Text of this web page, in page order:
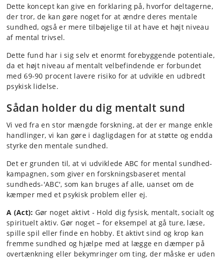
Dette koncept kan give en forklaring på, hvorfor deltagerne,
der tror, de kan gøre noget for at ændre deres mentale
sundhed, også er mere tilbøjelige til at have et højt niveau
af mental trivsel.
Dette fund har i sig selv et enormt forebyggende potentiale,
da et højt niveau af mentalt velbefindende er forbundet
med 69-90 procent lavere risiko for at udvikle en udbredt
psykisk lidelse.
Sådan holder du dig mentalt sund
Vi ved fra en stor mængde forskning, at der er mange enkle
handlinger, vi kan gøre i dagligdagen for at støtte og endda
styrke den mentale sundhed.
Det er grunden til, at vi udviklede ABC for mental sundhed-
kampagnen, som giver en forskningsbaseret mental
sundheds-'ABC', som kan bruges af alle, uanset om de
kæmper med et psykisk problem eller ej.
A (Act): Gør noget aktivt - Hold dig fysisk, mentalt, socialt og
spirituelt aktiv. Gør noget – for eksempel at gå ture, læse,
spille spil eller finde en hobby. Et aktivt sind og krop kan
fremme sundhed og hjælpe med at lægge en dæmper på
overtænkning eller bekymringer om ting, der måske er uden